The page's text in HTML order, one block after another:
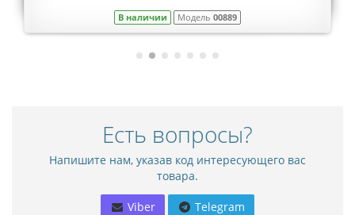
В наличии Модель 00889
Есть вопросы?
Напишите нам, указав код интересующего вас
товара.
Viber Telegram